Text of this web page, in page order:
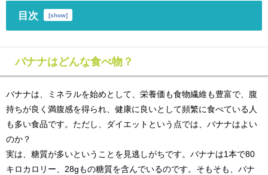
目次 [show]
バナナはどんな食べ物？
バナナは、
ミネラルを始めとして、栄養価も食物繊維も豊富で、腹
持ちが良く満腹感を得られ、健康に良いとして頻繁に食べている人
も多い食品です。ただし、ダイエットという点では、バナナはよい
のか？
実は、糖質が多いということを見逃しがち です。バナナは1本で80
キロカロリー、28gもの糖質を含んでいるのです。そもそも、バナ